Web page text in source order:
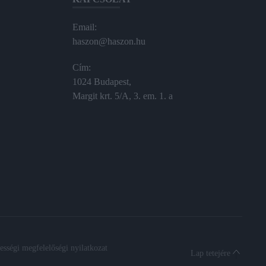
Email:
haszon@haszon.hu
Cím:
1024 Budapest,
Margit krt. 5/A, 3. em. 1. a
megfelelőségi nyilatkozat
Lap tetejére